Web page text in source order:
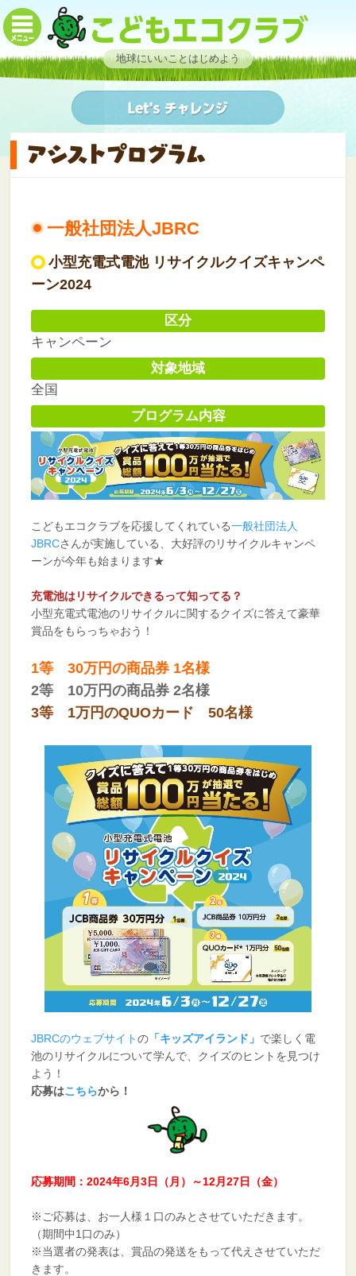
地球にいいことはじめよう
一般社団法人JBRC
小型充電式電池 リサイクルクイズキャンペ
ーン2024
区分
キャンペーン
対象地域
全国
プログラム内容
こどもエコクラブを応援してくれている一般社団法人
JBRCさんが実施している、大好評のリサイクルキャンペ
ーンが今年も始まります★
充電池はリサイクルできるって知ってる？
小型充電式電池のリサイクルに関するクイズに答えて豪華
賞品をもらっちゃおう！
1等30万円の商品券 1名様
2等10万円の商品券 2名様
3等 1万円のQUOカード 50名様
JBRCのウェブサイトの「キッズアイランド」 で楽しく電
池のリサイクルについて学んで、クイズのヒントを見つけ
よう！
応募はこちらから！
応募期間：2024年6月3日（月）～12月27日（金）
※ご応募は、お一人様１口のみとさせていただきます。
（期間中1口のみ）
※当選者の発表は、賞品の発送をもって代えさせていただ
きます。